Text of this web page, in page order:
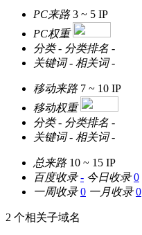
PC来路 3 ~ 5 IP
PC权重
分类 - 分类排名 -
关键词 - 相关词 -
移动来路 7 ~ 10 IP
移动权重
分类 - 分类排名 -
关键词 - 相关词 -
总来路 10 ~ 15 IP
百度收录 - 今日收录 0
一周收录 0 一月收录 0
2 个相关子域名